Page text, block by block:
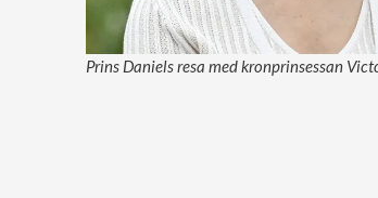
Prins Daniels resa med kronprinsessan